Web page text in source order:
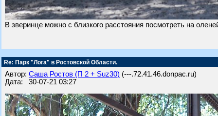
В зверинце можно с близкого расстояния посмотреть на
Re: Парк "Лога" в Ростовской Области.
Автор: Саша Ростов (П 2 + Suz30) (---.72.41.46.donpac.ru)
Дата: 30-07-21 03:27